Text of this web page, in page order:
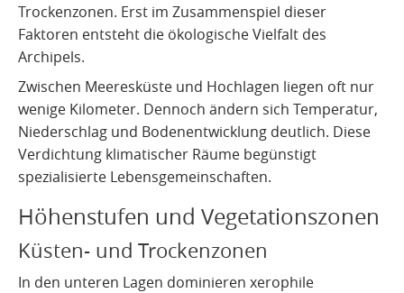
Vulkanismus auf El Hierro
Trockenzonen. Erst im Zusammenspiel dieser
Faktoren entsteht die ökologische Vielfalt des
Archipels.
Zwischen Meeresküste und Hochlagen liegen oft nur
wenige Kilometer. Dennoch ändern sich Temperatur,
Niederschlag und Bodenentwicklung deutlich. Diese
Verdichtung klimatischer Räume begünstigt
spezialisierte Lebensgemeinschaften.
Höhenstufen und Vegetationszonen
Küsten- und Trockenzonen
In den unteren Lagen dominieren xerophile